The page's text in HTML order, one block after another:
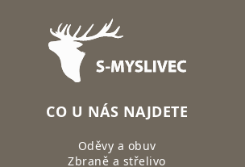
Zápatí
CO U NÁS NAJDETE
Oděvy a obuv
Zbraně a střelivo